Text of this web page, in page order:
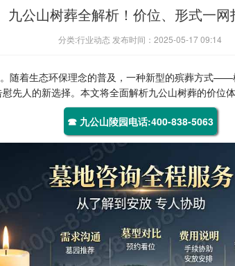
九公山树葬全解析！价位、形式一网
分类:行业动态 发布时间：2025-05-17 09:14
随着生态环保理念的普及，一种新型的殡葬方式
先人的新选择。本文将全面解析九公山树葬的价位
☎ 九公山陵园电话:400-838-5063